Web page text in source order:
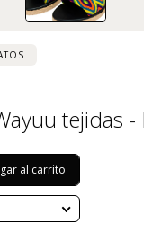
tejidas -